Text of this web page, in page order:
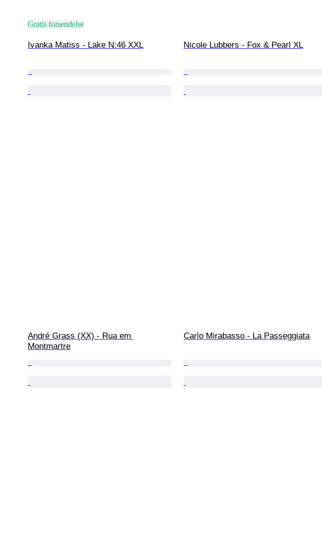
Gratis forsendelse
Ivanka Matiss - Lake N:46 XXL Nicole Lubbers - Fox & Pearl XL
André Grass (XX) - Rua em
Montmartre
Carlo Mirabasso - La Passeggiata